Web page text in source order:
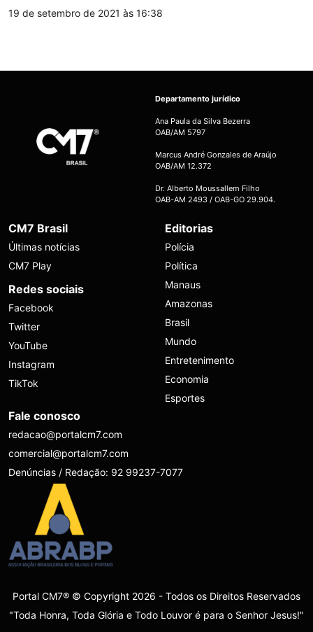
19 de setembro de 2021 às 16:38
Departamento jurídico
Ana Paula da Silva Bezerra
OAB/AM 5797
Marcus André Gonzales de Araújo
OAB/AM 12.372
Dr. Alberto Moussallem Filho
OAB-AM 2493 / OAB-GO 29.904.
CM7 Brasil
Últimas notícias
CM7 Play
Redes sociais
Facebook
Twitter
YouTube
Instagram
TikTok
Editorias
Polícia
Política
Manaus
Amazonas
Brasil
Mundo
Entretenimento
Economia
Esportes
Fale conosco
redacao@portalcm7.com
comercial@portalcm7.com
Denúncias / Redação: 92 99237-7077
Portal CM7® © Copyright 2026 - Todos os Direitos Reservados
"Toda Honra, Toda Glória e Todo Louvor é para o Senhor Jesus!"